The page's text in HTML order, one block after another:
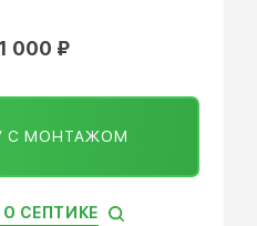
000 ₽
С МОНТАЖОМ
СЕПТИКЕ